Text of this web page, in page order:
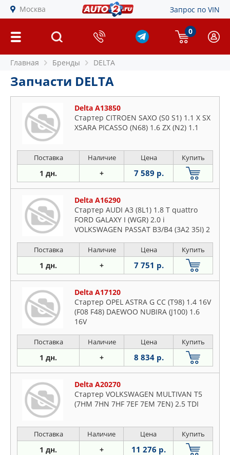
Москва Запрос по VIN
0
Главная Бренды DELTA
Запчасти DELTA
Delta A13850
Стартер CITROEN SAXO (S0 S1) 1.1 X SX
XSARA PICASSO (N68) 1.6 ZX (N2) 1.1
Поставка Наличие Цена Купить
1 дн. + 7 589 р.
Delta A16290
Стартер AUDI A3 (8L1) 1.8 T quattro
FORD GALAXY I (WGR) 2.0 i
VOLKSWAGEN PASSAT B3/B4 (3A2 35I) 2
Поставка Наличие Цена Купить
1 дн. + 7 751 р.
Delta A17120
Стартер OPEL ASTRA G CC (T98) 1.4 16V
(F08 F48) DAEWOO NUBIRA (J100) 1.6
16V
Поставка Наличие Цена Купить
1 дн. + 8 834 р.
Delta A20270
Стартер VOLKSWAGEN MULTIVAN T5
(7HM 7HN 7HF 7EF 7EM 7EN) 2.5 TDI
Поставка Наличие Цена Купить
1 дн. + 11 276 р.